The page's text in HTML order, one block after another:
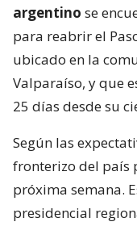
argentino se
para reabrir el
ubicado en la
Valparaíso, y que
25 días desde su
Según las
fronterizo del país
próxima semana.
presidencial